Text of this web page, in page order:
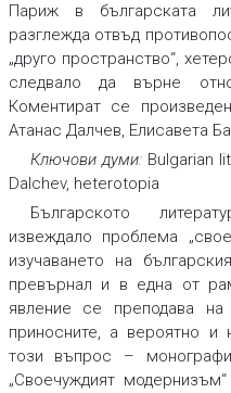
Париж в българската
разглежда отвъд
„друго пространство“,
следвало да върне
Коментират се
Атанас Далчев, Елисавета
Ключови думи: Bulgarian
Dalchev, heterotopia
Българското
извеждало проблема
изучаването на
превърнал и в една от
явление се преподава
приносните, а вероятно и
този въпрос –
„Своечуждият